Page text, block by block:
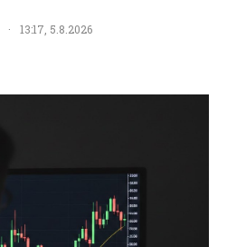
· 13:17, 5.8.2026